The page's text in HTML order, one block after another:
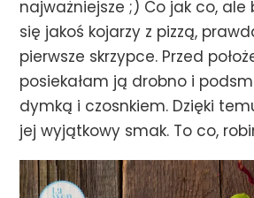
najważniejsze ;) Co jak co, ale
się jakoś kojarzy z pizzą,
pierwsze skrzypce. Przed
posiekałam ją drobno i
dymką i czosnkiem. Dzięki
jej wyjątkowy smak. To co,